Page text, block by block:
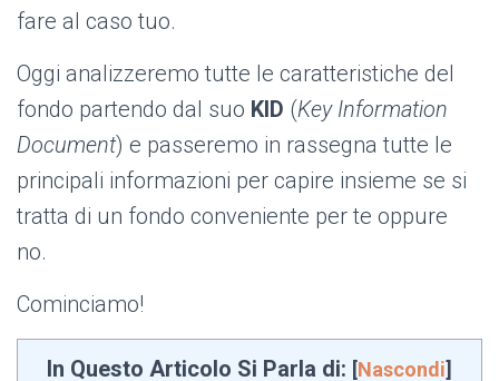
fare al caso tuo.
Oggi analizzeremo tutte le caratteristiche del
fondo partendo dal suo KID (Key Information
Document) e passeremo in rassegna tutte le
principali informazioni per capire insieme se si
tratta di un fondo conveniente per te oppure
no.
Cominciamo!
In Questo Articolo Si Parla di: [Nascondi]